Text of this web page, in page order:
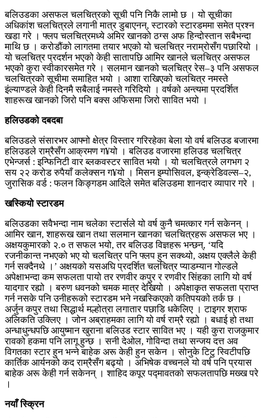
बलिउडका असफल चलचित्रको सूची पनि निकै लामो छ । यो सूचीका
अधिकांश चलचित्रले लगानी मात्र डुबाएनन्, स्टारको स्टारडममा समेत प्रश्न
खडा गरे । फ्लप चलचित्रमध्ये अमिर खानको ठग्स अफ हिन्दोस्तान सबैभन्दा
माथि छ । करोडौंको लागतमा तयार भएको यो चलचित्र नराम्रोसँग पछारियो ।
यो चलचित्र प्रदर्शन भएको केही सातापछि आमिर खानले चलचित्र असफल
भएको कुरा स्वीकारसमेत गरे । सलमान खानको चलचित्र रेस–३ पनि असफल
चलचित्रको सूचीमा समाहित भयो । आशा राखिएको चलचित्र नमस्ते
इंल्याण्डले केही दिनमै सबैलाई नमस्ते गरिदियो । वर्षको अन्त्यमा प्रदर्शित
शाहरूख खानको जिरो पनि बक्स अफिसमा जिरो सावित भयो ।
हलिउडको दबदबा
बलिउडले संसारभर आफ्नो क्षेत्र विस्तार गरिरहेका बेला यो वर्ष बलिउड बजारमा
हलिउडले राम्रैसँग आक्रमण ग¥यो । बलिउड वजारमा हलिउड चलचित्र
एभेन्जर्स : इन्फिनिटी वार ब्लकवस्टर सावित भयो । यो चलचित्रले लगभग २
सय २२ करोड रुपैयाँ कलेक्सन ग¥यो । मिसन इम्पोसिवल, इन्क्रेडिवल्स–२,
जुरासिक वर्ड : फलन किङ्गडम आदिले समेत बलिउडमा शानदार व्यापार गरे ।
खस्कियो स्टारडम
बलिउडका सवैभन्दा नाम चलेका स्टार्सले यो वर्ष कुनै चमत्कार गर्न सकेनन् ।
आमिर खान, शाहरूख खान तथा सलमान खानका चलचित्रहरू असफल भए ।
अक्षयकुमारको २.० त सफल भयो, तर बलिउड विज्ञहरू भन्छन्, ‘यदि
रजनीकान्त नभएको भए यो चलचित्र पनि फ्लप हुन सक्थ्यो, अक्षय एक्लैले केही
गर्न सक्दैनथे ।’ अक्षयको यसअघि प्रदर्शित चलचित्र प्याडम्यान गोल्डले
अपेक्षाभन्दा कम सफलता पायो तर रणवीर कपुर र रणवीर सिंहका लागि यो वर्ष
यादगार रह्यो । बरुण धवनको चमक मात्र देखियो । अपेक्षाकृत सफलता प्राप्त
गर्न नसके पनि उनीहरूको स्टारडम भने नखस्किएको कतिपयको तर्क छ ।
अर्जुन कपुर तथा सिद्धार्थ मल्होत्रा लगातार पछाडि धकेलिए । टाइगर श्राफ
अलिकति उक्लिए । जोन अब्राहमका लागि यो वर्ष राम्रै रह्यो । बधाई हो तथा
अन्धाधुन्धपछि आयुष्मान खुराना बलिउड स्टार सावित भए । यही कुरा राजकुमार
रावको हकमा पनि लागू हुन्छ । सनी देओल, गोविन्दा तथा सन्जय दत्त अव
विगतका स्टार हुन भन्ने बाहेक अरू केही हुन सकेन । सोनुके टिटु स्विटीपछि
कार्तिक आर्यनको कद राम्रैसँग बढ्यो । अभिषेक वच्चनले यो वर्ष पनि प्रयास
बाहेक अरू केही गर्न सकेनन् । शाहिद कपूर पद्मावतको सफलतापछि मख्ख परे
।
नयाँ स्क्रिन